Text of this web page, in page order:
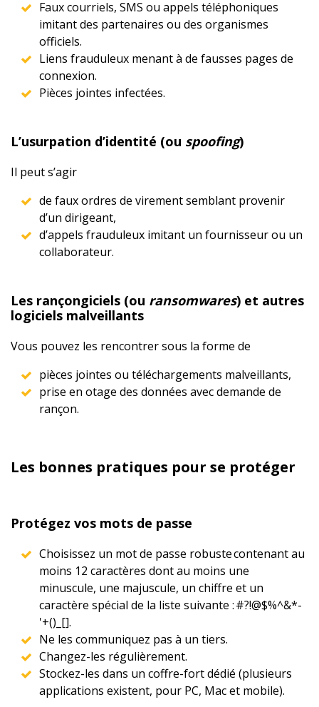
Faux courriels, SMS ou appels téléphoniques
imitant des partenaires ou des organismes
officiels.
Liens frauduleux menant à de fausses pages de
connexion.
Pièces jointes infectées.
L’usurpation d’identité (ou spoofing)
Il peut s’agir
de faux ordres de virement semblant provenir
d’un dirigeant,
d’appels frauduleux imitant un fournisseur ou un
collaborateur.
Les rançongiciels (ou ransomwares) et autres
logiciels malveillants
Vous pouvez les rencontrer sous la forme de
pièces jointes ou téléchargements malveillants,
prise en otage des données avec demande de
rançon.
Les bonnes pratiques pour se protéger
Protégez vos mots de passe
Choisissez un mot de passe robuste contenant au
moins 12 caractères dont au moins une
minuscule, une majuscule, un chiffre et un
caractère spécial de la liste suivante : #?!@$%^&*-
'+()_[].
Ne les communiquez pas à un tiers.
Changez-les régulièrement.
Stockez-les dans un coffre-fort dédié (plusieurs
applications existent, pour PC, Mac et mobile).